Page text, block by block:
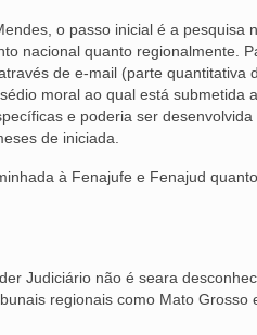
o passo inicial é a
nacional quanto regionalmente.
de e-mail (parte quantitativa
moral ao qual está submetida
e poderia ser
de iniciada.
à Fenajufe e Fenajud
Judiciário não é seara
regionais como Mato